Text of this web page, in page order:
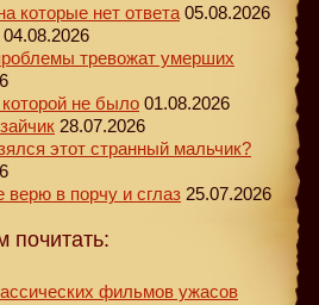
которые нет ответа 05.08.2026
04.08.2026
тревожат умерших
не было 01.08.2026
28.07.2026
этот странный мальчик?
верю в порчу и сглаз 25.07.2026
почитать:
фильмов ужасов